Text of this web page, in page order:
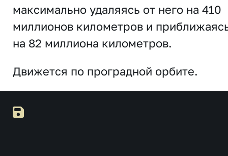
максимально удаляясь от него на 410
миллионов километров и
на 82 миллиона километров.
Движется по проградной орбите.